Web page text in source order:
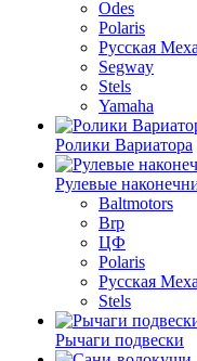
Odes
Polaris
Русская
Segway
Stels
Yamaha
Ролики Вариатора
Рулевые
Baltmotors
Brp
ЦФ
Polaris
Русская
Stels
Рычаги подвески